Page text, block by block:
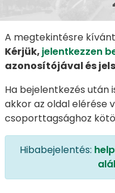
A megtekintésre
Kérjük, jelentkezzen
azonosítójával és
Ha bejelentkezés után
akkor az oldal elérése
csoporttagsághoz
Hibabejelentés: